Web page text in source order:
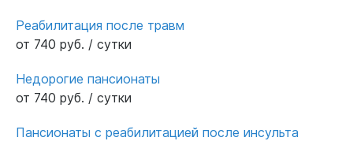
рекомендую именно этот пансионат.
Реабилитация после травм
от 740 руб. / сутки
Недорогие пансионаты
от 740 руб. / сутки
Пансионаты с реабилитацией после инсульта